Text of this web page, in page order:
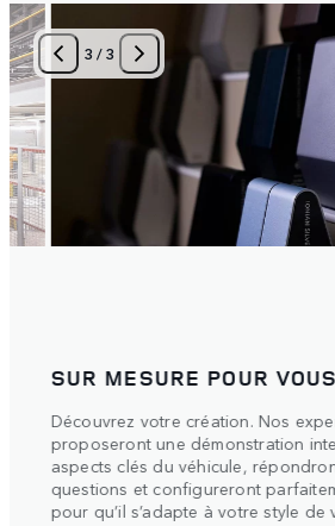
1 /3
UNE RÉVÉLATION
Fusion d’un son surround saisissant
3D intelligent, l’essence de votre
vie de manière spectaculaire sous